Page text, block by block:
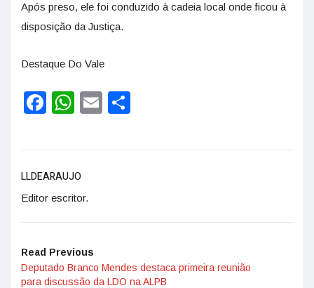
Após preso, ele foi conduzido à cadeia local onde ficou à
disposição da Justiça.
Destaque Do Vale
Facebook
WhatsApp
Email
LLDEARAUJO
Editor escritor.
Read Previous
Deputado Branco Mendes destaca primeira reunião
para discussão da LDO na ALPB